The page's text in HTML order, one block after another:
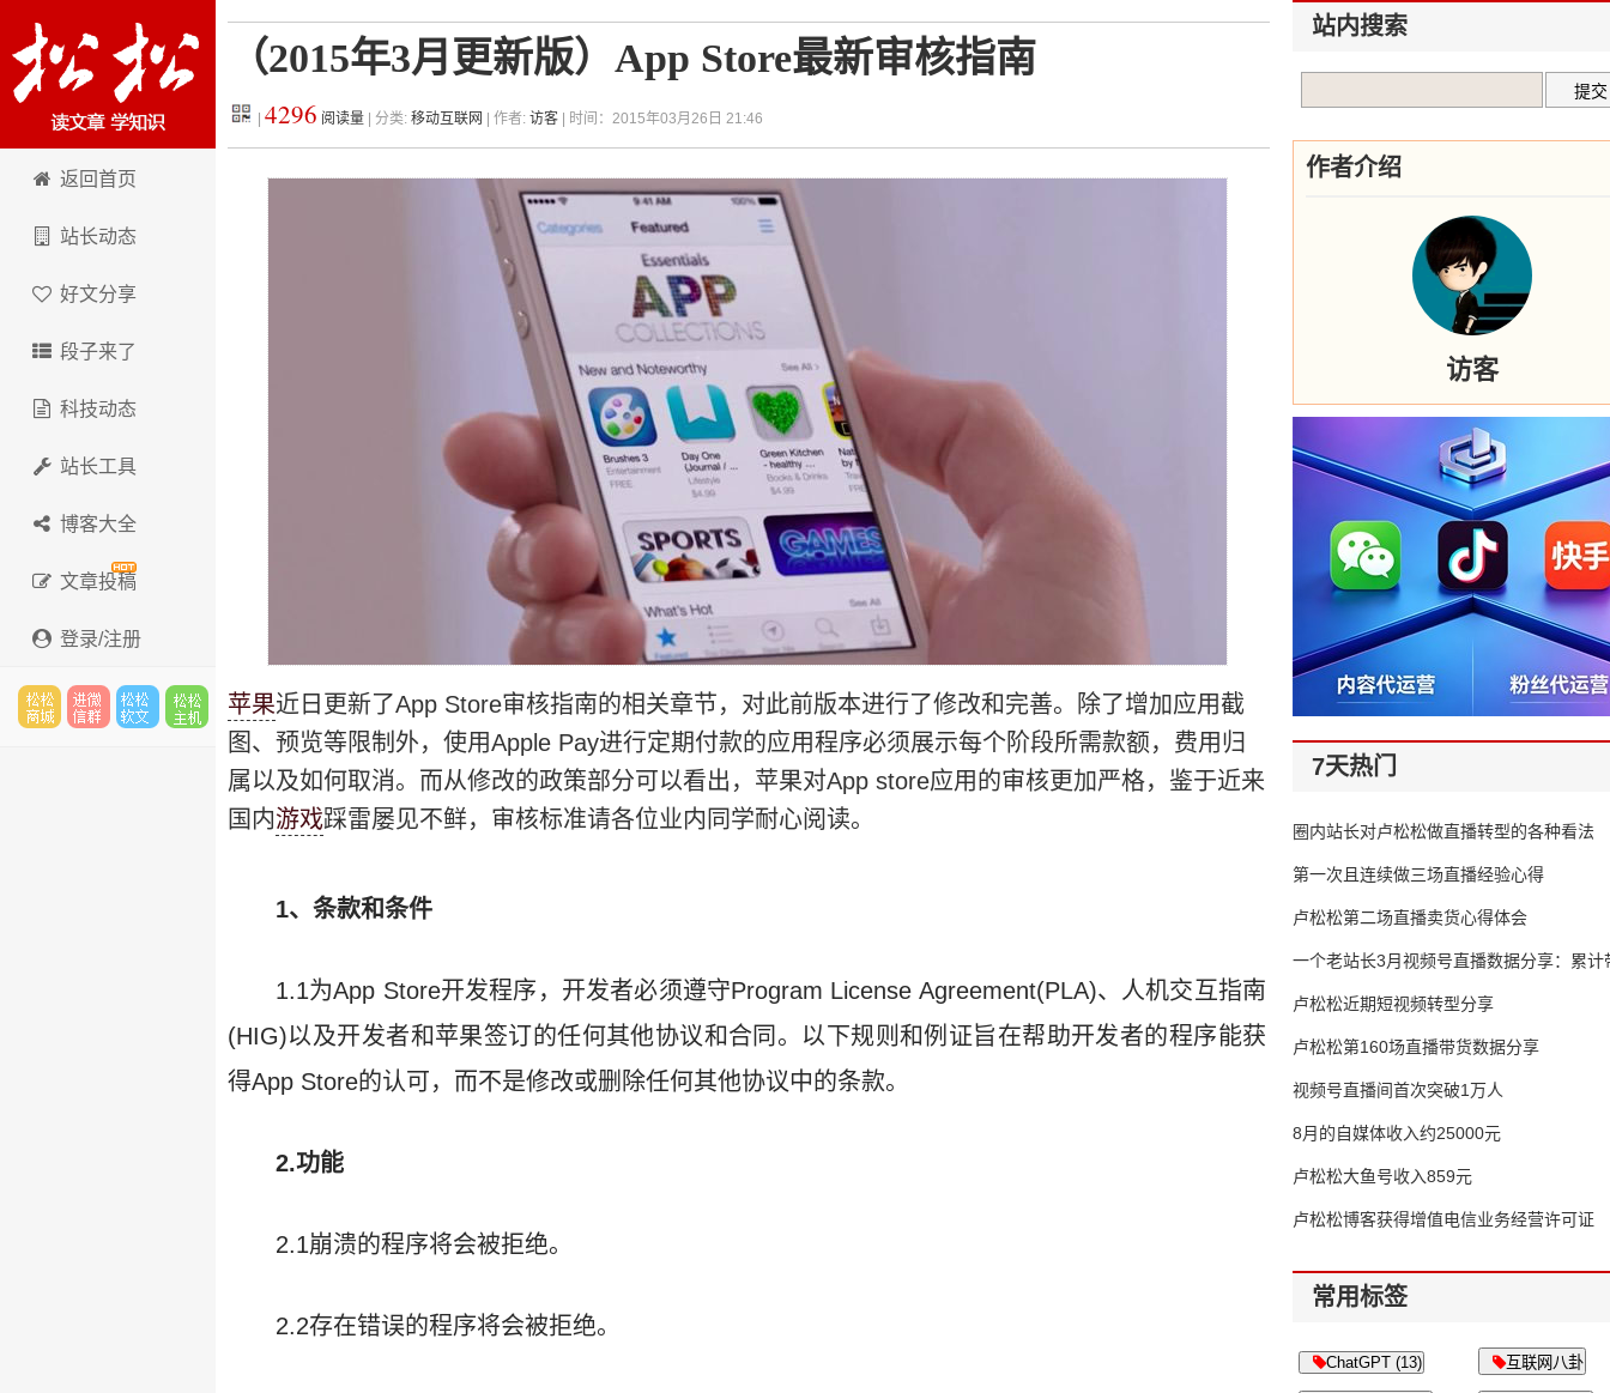
松松科技
返回首页
站长动态
好文分享
段子来了
科技动态
站长工具
博客大全
文章投稿
登录/注册
（2015年3月更新版）App Store最新审核指南
4296 阅读量 | 分类: 移动互联网 | 作者: 访客 | 时间：2015年03月26日 21:46
苹果近日更新了App Store审核指南的相关章节，对此前版本进行了修改和完善。除了增加应用截
图、预览等限制外，使用Apple Pay进行定期付款的应用程序必须展示每个阶段所需款额，费用归
属以及如何取消。而从修改的政策部分可以看出，苹果对App store应用的审核更加严格，鉴于近来
国内游戏踩雷屡见不鲜，审核标准请各位业内同学耐心阅读。
1、条款和条件
1.1为App Store开发程序，开发者必须遵守Program License Agreement(PLA)、人机交互指南
(HIG)以及开发者和苹果签订的任何其他协议和合同。以下规则和例证旨在帮助开发者的程序能获
得App Store的认可，而不是修改或删除任何其他协议中的条款。
2.功能
2.1崩溃的程序将会被拒绝。
2.2存在错误的程序将会被拒绝。
站内搜索
作者介绍
访客
7天热门
圈内站长对卢松松做直播转型的各种看法
第一次且连续做三场直播经验心得
卢松松第二场直播卖货心得体会
一个老站长3月视频号直播数据分享：累计
65万
卢松松近期短视频转型分享
卢松松第160场直播带货数据分享
视频号直播间首次突破1万人
8月的自媒体收入约25000元
卢松松大鱼号收入859元
卢松松博客获得增值电信业务经营许可证
常用标签
ChatGPT (13) 互联网八卦